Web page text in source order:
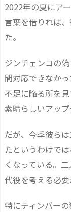
2022年の夏にア
言葉を借りれば
た。
ジンチェンコの
間対応できなか
不足に陥る所を
素晴らしいアップ
だが、今季彼ら
たというわけで
くなっている。
代役を考える必要
特にティンバー